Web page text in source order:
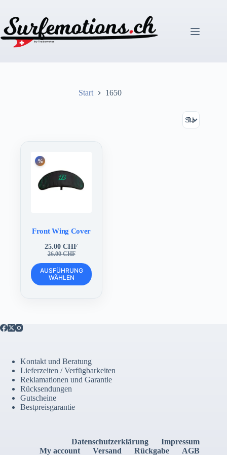
springen
Start 1650
Front Wing Cover
26.00CHF
Ursprünglicher
Preis
war:
26.00 CHF
25.00CHF
Aktueller
Preis
ist:
25.00 CHF.
AUSFÜHRUNG
WÄHLEN
Dieses
Produkt
weist
der
Produktseite
gewählt
werden
Kontakt und Beratung
Lieferzeiten / Verfügbarkeiten
Reklamationen und Garantie
Rücksendungen
Gutscheine
Bestpreisgarantie
Datenschutzerklärung
Impressum
My account
Versand Rückgabe AGB